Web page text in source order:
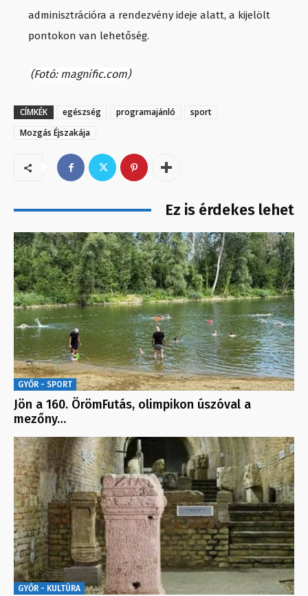
adminisztrációra a rendezvény ideje alatt, a kijelölt
pontokon van lehetőség.
(Fotó: magnific.com)
CÍMKÉK egészség programajánló
sport
Mozgás Éjszakája
Ez is érdekes lehet
GYŐR - SPORT
Jön a 160. ÖrömFutás, olimpikon úszóval a
mezőny…
GYŐR - KULTÚRA